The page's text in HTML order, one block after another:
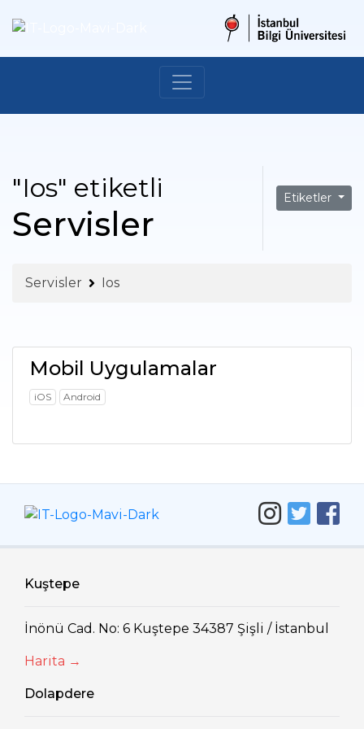
"Ios" etiketli
Servisler
Etiketler
Servisler Ios
Mobil Uygulamalar
iOS Android
Kuştepe
İnönü Cad. No: 6 Kuştepe 34387 Şişli / İstanbul
Harita →
Dolapdere